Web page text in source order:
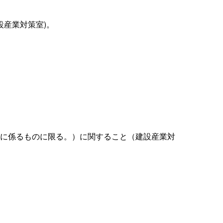
業対策室)。
係るものに限る。）に関すること（建設産業対